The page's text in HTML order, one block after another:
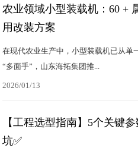
农业领域小型装载机：60 +
用改装方案
在现代农业生产中，小型装载机已从单
“多面手”，山东海拓集团推...
2026/01/13
【工程选型指南】5个关键
坑✅